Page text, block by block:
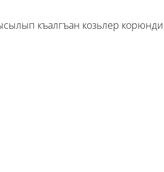
къалгъан козьлер